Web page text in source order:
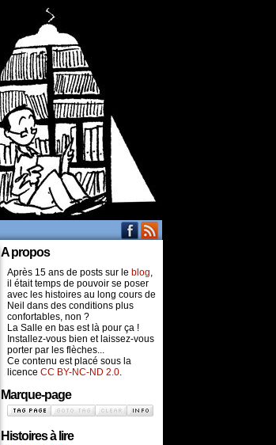
A propos
Après 15 ans de posts sur le blog,
il était temps de pouvoir se poser
avec les histoires au long cours de
Neil dans des conditions plus
confortables, non ?
La Salle en bas est là pour ça !
Installez-vous bien et laissez-vous
porter par les flèches...
Ce contenu est placé sous la
licence CC BY-NC-ND 2.0.
Marque-page
Histoires à lire